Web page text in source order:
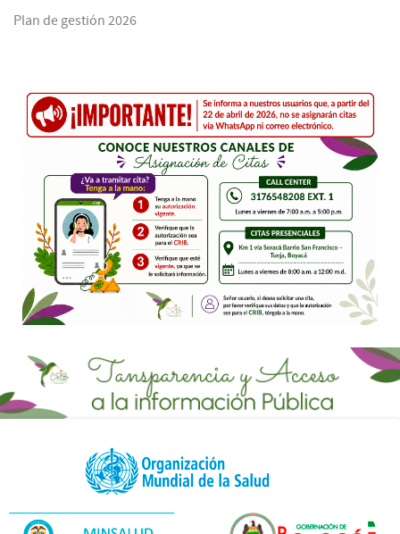
Plan de gestión 2026